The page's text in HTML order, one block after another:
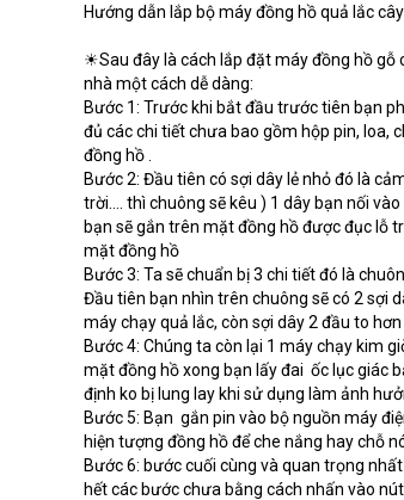
Hướng dẫn lắp bộ máy đồng hồ quả lắc
☀Sau đây là cách lắp đặt máy đồng hồ gỗ
nhà một cách dễ dàng:
Bước 1: Trước khi bắt đầu trước tiên bạn
đủ các chi tiết chưa bao gồm hộp pin, loa,
đồng hồ .
Bước 2: Đầu tiên có sợi dây lẻ nhỏ đó là
trời…. thì chuông sẽ kêu ) 1 dây bạn nối
bạn sẽ gắn trên mặt đồng hồ được đục lỗ
mặt đồng hồ
Bước 3: Ta sẽ chuẩn bị 3 chi tiết đó là
Đầu tiên bạn nhìn trên chuông sẽ có 2 sợi
máy chạy quả lắc, còn sợi dây 2 đầu to
Bước 4: Chúng ta còn lại 1 máy chạy kim
mặt đồng hồ xong bạn lấy đai  ốc lục giác
định ko bị lung lay khi sử dụng làm ảnh
Bước 5: Bạn  gắn pin vào bộ nguồn máy
hiện tượng đồng hồ để che nắng hay chỗ
Bước 6: bước cuối cùng và quan trọng
hết các bước chưa bằng cách nhấn vào